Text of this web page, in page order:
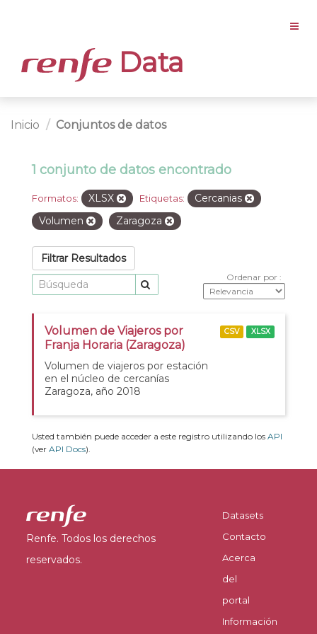
Data
Inicio Conjuntos de datos
1 conjunto de datos encontrado
Formatos: XLSX Etiquetas:
Cercanias
Volumen
Zaragoza
Filtrar Resultados
Ordenar por
Volumen de Viajeros por
Franja Horaria (Zaragoza)
Volumen de viajeros por estación
en el núcleo de cercanías
Zaragoza, año 2018
CSV XLSX
Usted también puede acceder a este registro utilizando los API
(ver API Docs).
Renfe. Todos los derechos
reservados.
Datasets
Contacto
Acerca
del
portal
Información